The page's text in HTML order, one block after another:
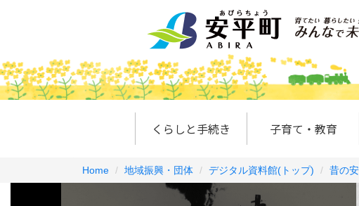
くらしと手続き 子育て・教育
Home 地域振興・団体 デジタル資料館(トップ) 昔の